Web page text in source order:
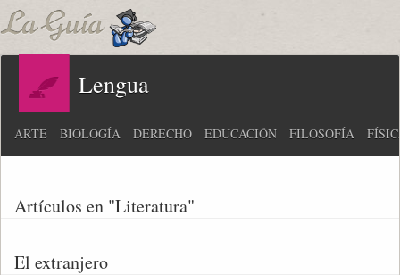
Lengua
ARTE BIOLOGÍA DERECHO EDUCACIÓN FILOSOFÍA
Artículos en "Literatura"
El extranjero